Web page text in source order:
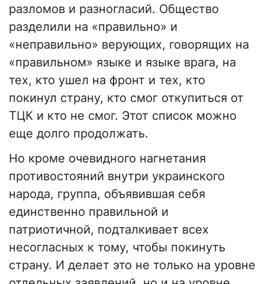
разломов и разногласий. Общество
разделили на «правильно» и
«неправильно» верующих, говорящих на
«правильном» языке и языке врага, на
тех, кто ушел на фронт и тех, кто
покинул страну, кто смог откупиться от
ТЦК и кто не смог. Этот список можно
еще долго продолжать.
Но кроме очевидного нагнетания
противостояний внутри украинского
народа, группа, объявившая себя
единственно правильной и
патриотичной, подталкивает всех
несогласных к тому, чтобы покинуть
страну. И делает это не только на уровне